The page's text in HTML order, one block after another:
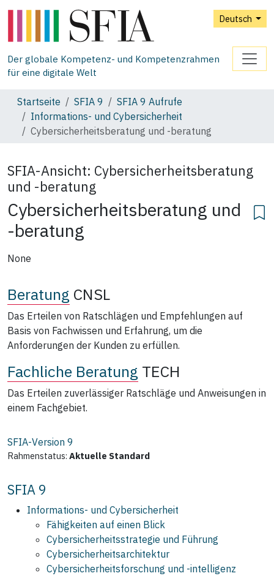
Deutsch
Der globale Kompetenz- und Kompetenzrahmen
für eine digitale Welt
Startseite SFIA 9
SFIA 9 Aufrufe
Informations- und Cybersicherheit
Cybersicherheitsberatung und -beratung
SFIA-Ansicht: Cybersicherheitsberatung
und -beratung
Cybersicherheitsberatung und
-beratung
None
Beratung CNSL
Das Erteilen von Ratschlägen und Empfehlungen auf
Basis von Fachwissen und Erfahrung, um die
Anforderungen der Kunden zu erfüllen.
Fachliche Beratung TECH
Das Erteilen zuverlässiger Ratschläge und Anweisungen in
einem Fachgebiet.
SFIA-Version 9
Rahmenstatus: Aktuelle Standard
SFIA 9
Informations- und Cybersicherheit
Fähigkeiten auf einen Blick
Cybersicherheitsstrategie und Führung
Cybersicherheitsarchitektur
Cybersicherheitsforschung und -intelligenz